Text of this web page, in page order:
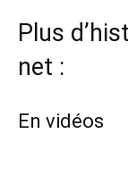
Plus
net :
En vidéos